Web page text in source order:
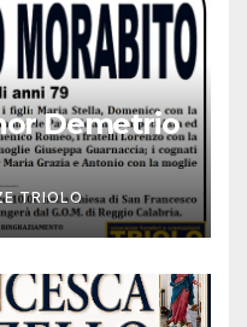
Demetrio
TRIOLO